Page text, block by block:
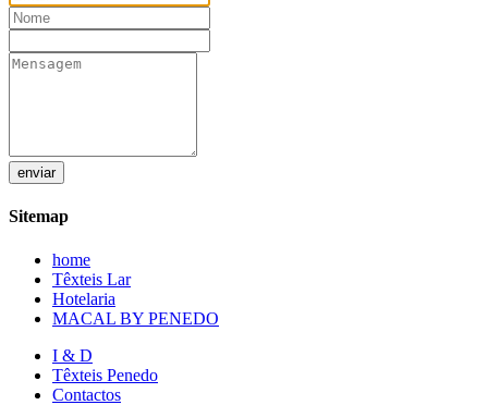
enviar
Sitemap
home
Têxteis Lar
Hotelaria
MACAL BY PENEDO
I & D
Têxteis Penedo
Contactos